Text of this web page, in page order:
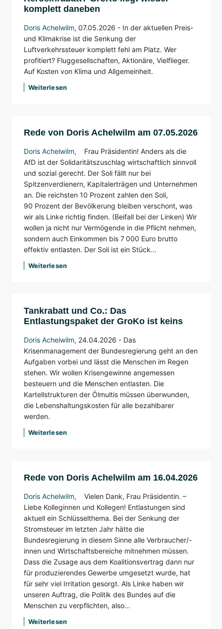
komplett daneben
Doris Achelwilm, 07.05.2026 - In der aktuellen Preis-
und Klimakrise ist die Senkung der
Luftverkehrssteuer komplett fehl am Platz. Wer
profitiert? Fluggesellschaften, Aktionäre, Vielflieger.
Auf Kosten von Klima und Allgemeinheit.
Weiterlesen
Rede von Doris Achelwilm am 07.05.2026
Doris Achelwilm,
Frau Präsidentin! Anders als die
AfD ist der Solidaritätszuschlag wirtschaftlich sinnvoll
und sozial gerecht. Der Soli fällt nur bei
Spitzenverdienern, Kapitalerträgen und Unternehmen
an. Die reichsten 10 Prozent zahlen den Soli,
90 Prozent der Bevölkerung bleiben verschont, was
wir als Linke richtig finden. (Beifall bei der Linken) Wir
wollen ja nicht nur Vermögende in die Pflicht nehmen,
sondern auch Einkommen bis 7 000 Euro brutto
effektiv entlasten. Der Soli ist ein Stück…
Weiterlesen
Tankrabatt und Co.: Das
Entlastungspaket der GroKo ist keins
Doris Achelwilm, 24.04.2026 - Das
Krisenmanagement der Bundesregierung geht an den
Aufgaben vorbei und lässt die Menschen im Regen
stehen. Wir wollen Krisengewinne angemessen
besteuern und die Menschen entlasten. Die
Kartellstrukturen der Ölmultis müssen überwunden,
die Lebenshaltungskosten für alle bezahlbarer
werden.
Weiterlesen
Rede von Doris Achelwilm am 16.04.2026
Doris Achelwilm,
Vielen Dank, Frau Präsidentin. –
Liebe Kolleginnen und Kollegen! Entlastungen sind
aktuell ein Schlüsselthema. Bei der Senkung der
Stromsteuer im letzten Jahr hätte die
Bundesregierung in diesem Sinne alle Verbraucher/-
innen und Wirtschaftsbereiche mitnehmen müssen.
Dass die Zusage aus dem Koalitionsvertrag dann nur
für produzierendes Gewerbe umgesetzt wurde, hat
für sehr viel Irritation gesorgt. Als Linke haben wir
unseren Auftrag, die Politik des Bundes auf die
Menschen zu verpflichten, also…
Weiterlesen